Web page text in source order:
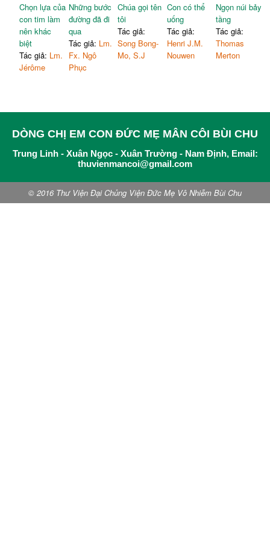
Chọn lựa của
con tim làm
nên khác
biệt
Tác giả: Lm.
Jérôme
Những bước
đường đã đi
qua
Tác giả: Lm.
Fx. Ngô
Phục
Chúa gọi tên
tôi
Tác giả:
Song Bong-
Mo, S.J
Con có thể
uống
Tác giả:
Henri J.M.
Nouwen
Ngọn núi bảy
tầng
Tác giả:
Thomas
Merton
DÒNG CHỊ EM CON ĐỨC MẸ MÂN CÔI BÙI CHU
Trung Linh - Xuân Ngọc - Xuân Trường - Nam Định, Email:
thuvienmancoi@gmail.com
© 2016 Thư Viện Đại Chủng Viện Đức Mẹ Vô Nhiễm Bùi Chu